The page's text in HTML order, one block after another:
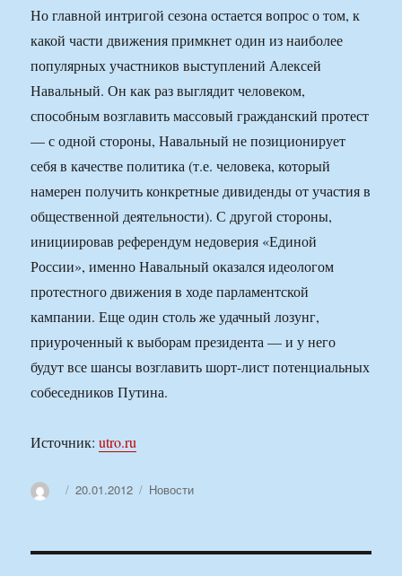
Но главной интригой сезона остается вопрос о том, к
какой части движения примкнет один из наиболее
популярных участников выступлений Алексей
Навальный. Он как раз выглядит человеком,
способным возглавить массовый гражданский протест
— с одной стороны, Навальный не позиционирует
себя в качестве политика (т.е. человека, который
намерен получить конкретные дивиденды от участия в
общественной деятельности). С другой стороны,
инициировав референдум недоверия «Единой
России», именно Навальный оказался идеологом
протестного движения в ходе парламентской
кампании. Еще один столь же удачный лозунг,
приуроченный к выборам президента — и у него
будут все шансы возглавить шорт-лист потенциальных
собеседников Путина.
Источник:utro.ru
АвторОпубликовано
20.01.2012 Рубрики
Новости